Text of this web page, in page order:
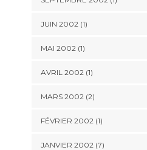
JUIN 2002 (1)
MAI 2002 (1)
AVRIL 2002 (1)
MARS 2002 (2)
FÉVRIER 2002 (1)
JANVIER 2002 (7)